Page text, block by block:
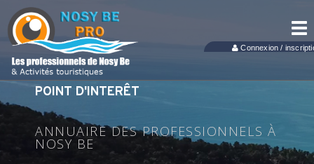
Connexion /
POINT D'INTERÊT
ANNUAIRE DES PROFESSIONNELS À
NOSY BE